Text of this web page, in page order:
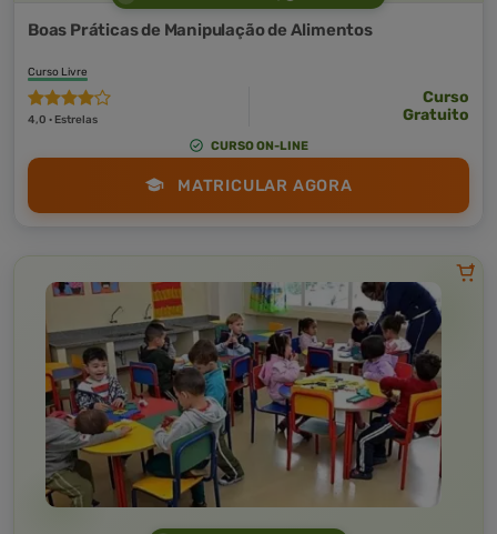
Boas Práticas de Manipulação de Alimentos
Curso Livre
4,0 · Estrelas
Curso
Gratuito
CURSO ON-LINE
MATRICULAR AGORA